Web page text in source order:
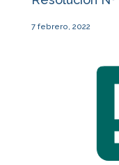
7 febrero, 2022